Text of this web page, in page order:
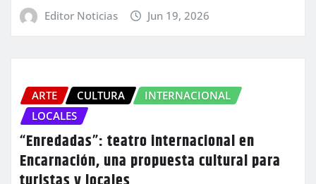
Editor Noticias Jun 19, 2026
ARTE CULTURA
INTERNACIONAL
LOCALES
“Enredadas”: teatro internacional en
Encarnación, una propuesta cultural para